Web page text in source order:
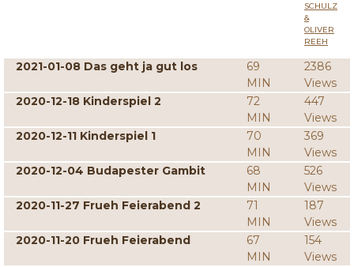
SCHULZ
&
OLIVER
REEH
2021-01-08 Das geht ja gut los
69
MIN
2386
Views
2020-12-18 Kinderspiel 2
72
MIN
447
Views
2020-12-11 Kinderspiel 1
70
MIN
369
Views
2020-12-04 Budapester Gambit
68
MIN
526
Views
2020-11-27 Frueh Feierabend 2
71
MIN
187
Views
2020-11-20 Frueh Feierabend
67
MIN
154
Views